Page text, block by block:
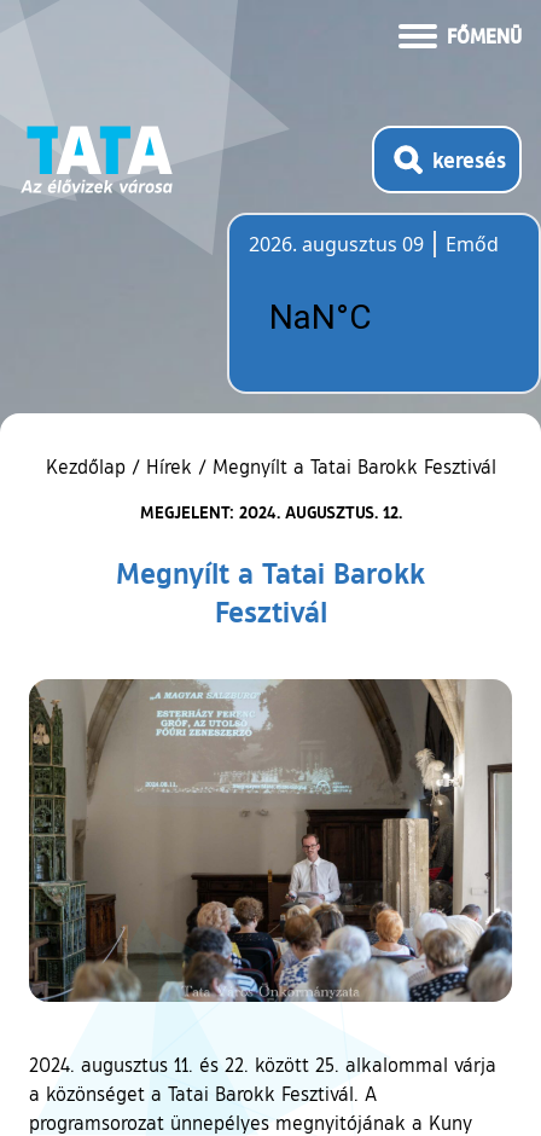
FŐMENÜ
keresés
2026. augusztus 09
Emőd
Kezdőlap / Hírek / Megnyílt a Tatai Barokk Fesztivál
MEGJELENT: 2024. AUGUSZTUS. 12.
Megnyílt a Tatai Barokk
Fesztivál
2024. augusztus 11. és 22. között 25. alkalommal várja
a közönséget a Tatai Barokk Fesztivál. A
programsorozat ünnepélyes megnyitójának a Kuny